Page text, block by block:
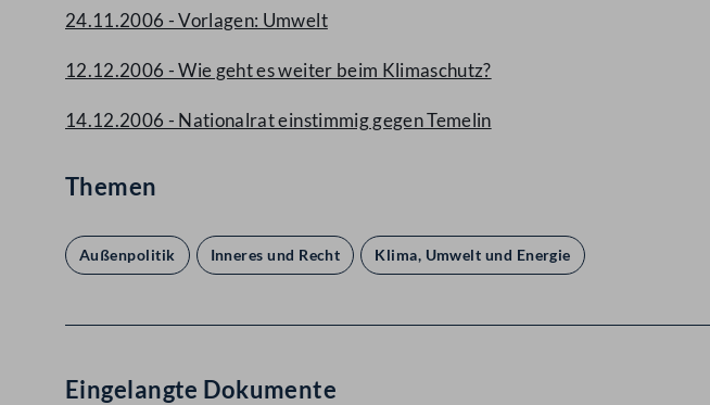
24.11.2006 - Vorlagen: Umwelt
12.12.2006 - Wie geht es weiter beim Klimaschutz?
14.12.2006 - Nationalrat einstimmig gegen Temelin
Themen
Außenpolitik Inneres und Recht Klima, Umwelt und Energie
Eingelangte Dokumente